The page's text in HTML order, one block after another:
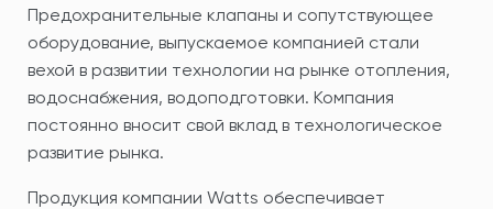
Предохранительные клапаны и сопутствующее
оборудование, выпускаемое компанией стали
вехой в развитии технологии на рынке отопления,
водоснабжения, водоподготовки. Компания
постоянно вносит свой вклад в технологическое
развитие рынка.
Продукция компании Watts обеспечивает